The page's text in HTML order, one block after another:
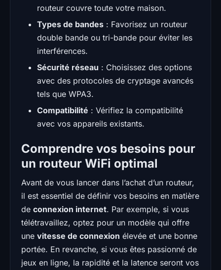
routeur couvre toute votre maison.
Types de bandes : Favorisez un routeur
double bande ou tri-bande pour éviter les
interférences.
Sécurité réseau : Choisissez des options
avec des protocoles de cryptage avancés
tels que WPA3.
Compatibilité : Vérifiez la compatibilité
avec vos appareils existants.
Comprendre vos besoins pour
un routeur WiFi optimal
Avant de vous lancer dans l’achat d’un routeur,
il est essentiel de définir vos besoins en matière
de connexion internet. Par exemple, si vous
télétravaillez, optez pour un modèle qui offre
une vitesse de connexion élevée et une bonne
portée. En revanche, si vous êtes passionné de
jeux en ligne, la rapidité et la latence seront vos